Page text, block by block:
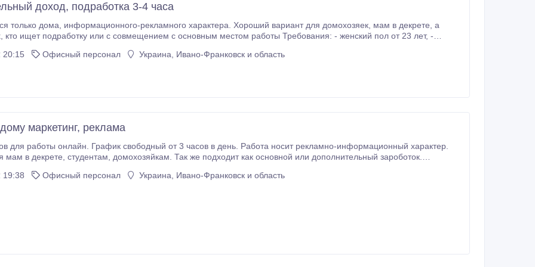
доход, подработка 3-4 часа
Хороший вариант для домохозяек, мам в декрете, а
-
зарабатывать.
20:15 Офисный персонал Украина, Ивано-Франковск и область
маркетинг, реклама
График свободный от 3 часов в день. Работа носит рекламно-информационный характер.
же подходит как основной или дополнительный зароботок.
грамотность, коммуникабельность.
19:38 Офисный персонал Украина, Ивано-Франковск и область